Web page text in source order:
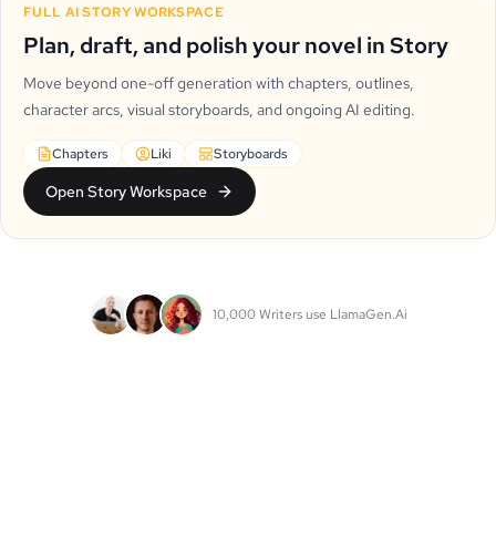
FULL AI STORY WORKSPACE
Plan, draft, and polish your novel in Story
Move beyond one-off generation with chapters, outlines,
character arcs, visual storyboards, and ongoing AI editing.
Chapters Liki Storyboards
Open Story Workspace
10,000 Writers use LlamaGen.Ai